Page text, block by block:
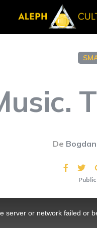
De
or network failed or